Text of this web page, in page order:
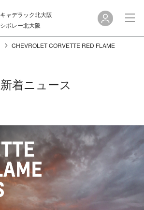
キャデラック北大阪
シボレー北大阪
CHEVROLET CORVETTE RED FLAME
新着ニュース